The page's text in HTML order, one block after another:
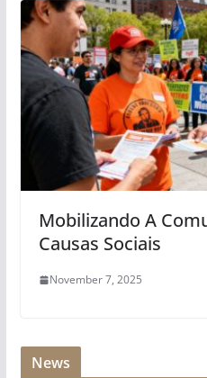
Mobilizando A
Causas Sociais
November 7, 2025
News